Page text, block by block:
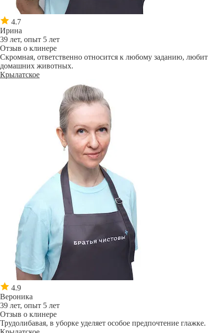
4.7
Ирина
39 лет, опыт 5 лет
Отзыв о клинере
Скромная, ответственно относится к любому заданию, любит
домашних животных.
Крылатское
4.9
Вероника
39 лет, опыт 5 лет
Отзыв о клинере
Трудолибавая, в уборке уделяет особое предпочтение глажке.